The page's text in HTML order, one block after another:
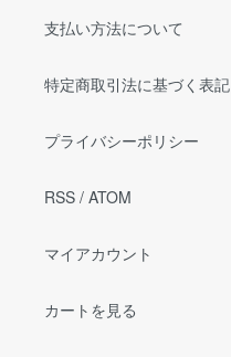
支払い方法について
特定商取引法に基づく表記
プライバシーポリシー
RSS / ATOM
マイアカウント
カートを見る